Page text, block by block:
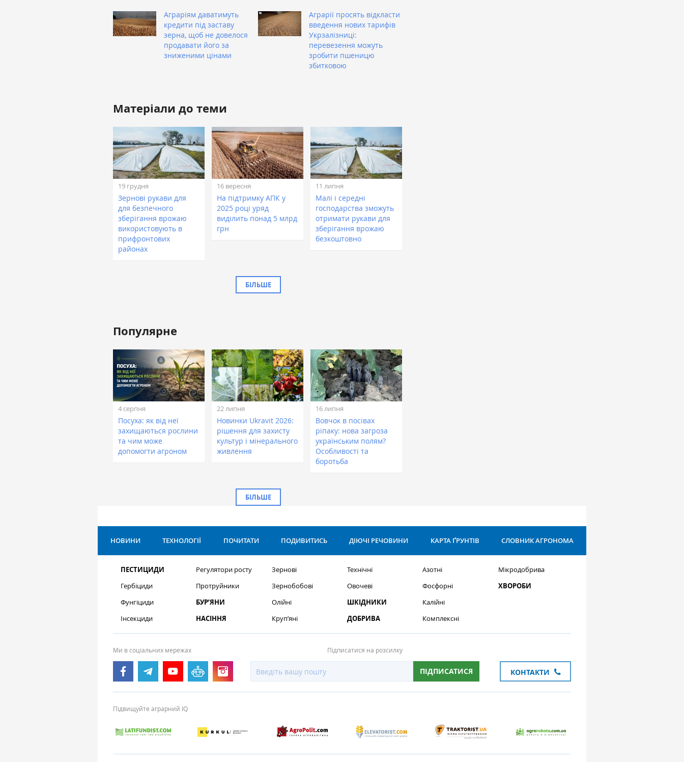
Аграріям даватимуть
кредити під заставу
зерна, щоб не довелося
продавати його за
зниженими цінами
Аграрії просять відкласти
введення нових тарифів
Укрзалізниці:
перевезення можуть
зробити пшеницю
збитковою
Матеріали до теми
19 грудня
Зернові рукави для
для безпечного
зберігання врожаю
використовують в
прифронтових
районах
16 вересня
На підтримку АПК у
2025 році уряд
виділить понад 5 млрд
грн
11 липня
Малі і середні
господарства зможуть
отримати рукави для
зберігання врожаю
безкоштовно
БІЛЬШЕ
Популярне
4 серпня
Посуха: як від неї
захищаються рослини
та чим може
допомогти агроном
22 липня
Новинки Ukravit 2026:
рішення для захисту
культур і мінерального
живлення
16 липня
Вовчок в посівах
ріпаку: нова загроза
українським полям?
Особливості та
боротьба
БІЛЬШЕ
НОВИНИ ТЕХНОЛОГІЇ ПОЧИТАТИ ПОДИВИТИСЬ ДІЮЧІ РЕЧОВИНИ КАРТА ҐРУНТІВ СЛОВНИК АГРОНОМА
ПЕСТИЦИДИ
Гербіциди
Фунгіциди
Інсекциди
Регулятори росту
Протруйники
БУР’ЯНИ
НАСІННЯ
Зернові
Зернобобові
Олійні
Круп’яні
Технічні
Овочеві
ШКІДНИКИ
ДОБРИВА
Азотні
Фосфорні
Калійні
Комплексні
Мікродобрива
ХВОРОБИ
Ми в соціальних мережах Підписатися на розсилку
ПІДПИСАТИСЯ КОНТАКТИ
Підвищуйте аграрний IQ